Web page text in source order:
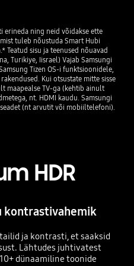
erineda ning neid võidakse ette
tuleb nõustuda Smart Hubi
Teatud sisu ja teenused nõuavad
Turikiye, Iisrael) Vajab Samsungi
Tizen OS-i funktsioonidele,
Kui otsustate mitte sisse
maapealse TV-ga (kehtib ainult
nt. HDMI kaudu. Samsungi
HDR
kontrastivahemik
ja kontrasti, et saaksid
Lähtudes juhtivatest
dünaamiline toonide